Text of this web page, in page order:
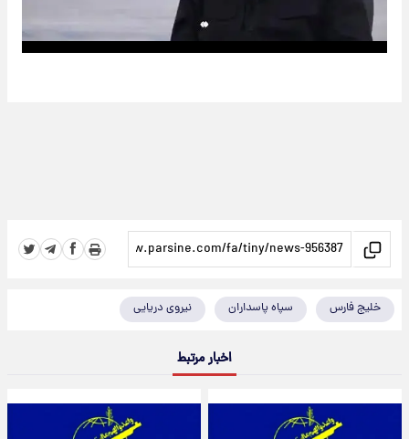
Video
خلیج فارس سپاه پاسداران نیروی دریایی
اخبار مرتبط